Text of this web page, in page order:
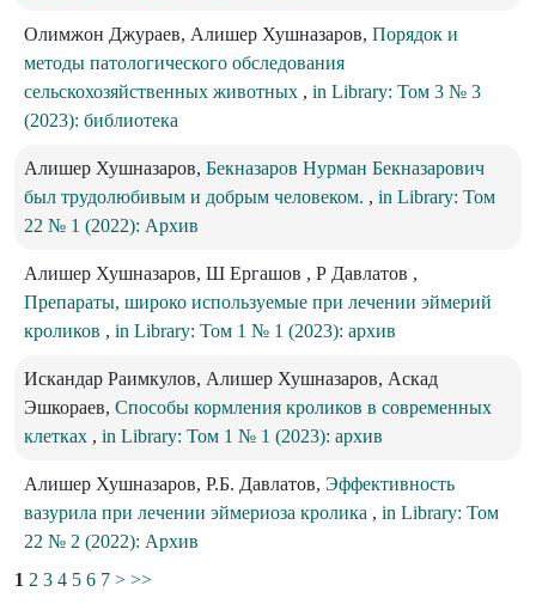
Олимжон Джураев, Алишер Хушназаров, Порядок и
методы патологического обследования
сельскохозяйственных животных , in Library: Том 3 № 3
(2023): библиотека
Алишер Хушназаров, Бекназаров Нурман Бекназарович
был трудолюбивым и добрым человеком. , in Library: Том
22 № 1 (2022): Архив
Алишер Хушназаров, Ш Ергашов , Р Давлатов ,
Препараты, широко используемые при лечении эймерий
кроликов , in Library: Том 1 № 1 (2023): архив
Искандар Раимкулов, Алишер Хушназаров, Аскад
Эшкораев, Способы кормления кроликов в современных
клетках , in Library: Том 1 № 1 (2023): архив
Алишер Хушназаров, Р.Б. Давлатов, Эффективность
вазурила при лечении эймериоза кролика , in Library: Том
22 № 2 (2022): Архив
1 2 3 4 5 6 7 > >>